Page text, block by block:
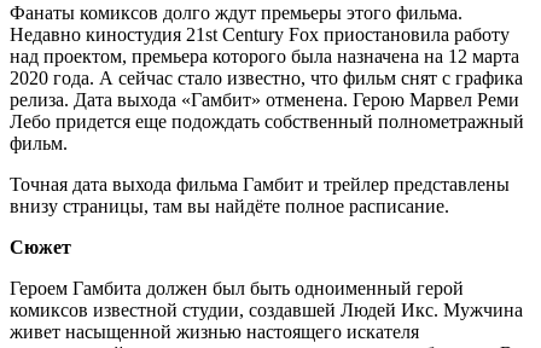
Фанаты комиксов долго ждут премьеры этого фильма.
Недавно киностудия 21st Century Fox приостановила работу
над проектом, премьера которого была назначена на 12 марта
2020 года. А сейчас стало известно, что фильм снят с графика
релиза. Дата выхода «Гамбит» отменена. Герою Марвел Реми
Лебо придется еще подождать собственный полнометражный
фильм.
Точная дата выхода фильма Гамбит и трейлер представлены
внизу страницы, там вы найдёте полное расписание.
Сюжет
Героем Гамбита должен был быть одноименный герой
комиксов известной студии, создавшей Людей Икс. Мужчина
живет насыщенной жизнью настоящего искателя